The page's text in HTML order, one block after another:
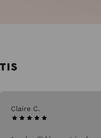
Claire C.